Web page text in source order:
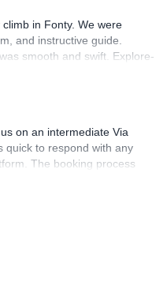
in Fonty. We were
and instructive guide.
smooth and swift. Explore-
for our day climb.
on an intermediate Via
quick to respond with any
The booking process
was confirmed, all went